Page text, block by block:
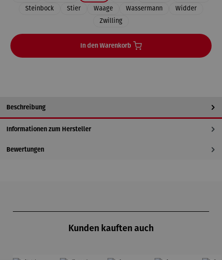
Steinbock
Stier Waage Wassermann
Widder
Zwilling
In den Warenkorb
Beschreibung
Informationen zum Hersteller
Bewertungen
Kunden kauften auch